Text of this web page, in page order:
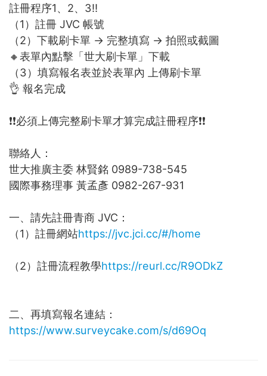
註冊程序1、2、3‼️
（1）註冊 JVC 帳號
（2）下載刷卡單 → 完整填寫 → 拍照或截圖
🔸表單內點擊「世大刷卡單」下載
（3）填寫報名表並於表單內 上傳刷卡單
👌 報名完成
❗❗必須上傳完整刷卡單才算完成註冊程序❗❗
聯絡人：
世大推廣主委 林賢銘 0989-738-545
國際事務理事 黃孟彥 0982-267-931
一、請先註冊青商 JVC：
（1）註冊網站https://jvc.jci.cc/#/home
（2）註冊流程教學https://reurl.cc/R9ODkZ
二、再填寫報名連結：
https://www.surveycake.com/s/d69Oq